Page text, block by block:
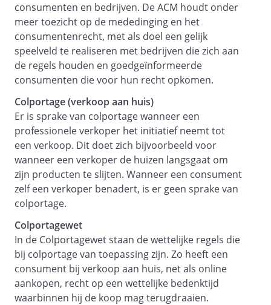
Artikel 5 - Prijzen
De op aanbiedingen, offertes en
facturen van dienstverlener genoemde
prijzen zijn exclusief btw en eventuele
andere overheidsheffingen, tenzij
uitdrukkelijk anders vermeld.
De prijzen van goederen zijn
gebaseerd op de op dat moment
bekend zijnde kostprijzen. Verhogingen
hiervan, die door de dienstverlener
niet konden worden voorzien ten tijde
van het doen van de aanbieding c.q.
het tot stand komen van de
overeenkomst, kunnen aanleiding
geven tot prijsverhogingen.
Ten aanzien van de dienstverlening
kunnen partijen bij de totstandkoming
van de overeenkomst een vaste prijs
overeenkomen.
consumenten en bedrijven. De ACM houdt onder
meer toezicht op de mededinging en het
consumentenrecht, met als doel een gelijk
speelveld te realiseren met bedrijven die zich aan
de regels houden en goedgeïnformeerde
consumenten die voor hun recht opkomen.
Colportage (verkoop aan huis)
Er is sprake van colportage wanneer een
professionele verkoper het initiatief neemt tot
een verkoop. Dit doet zich bijvoorbeeld voor
wanneer een verkoper de huizen langsgaat om
zijn producten te slijten. Wanneer een consument
zelf een verkoper benadert, is er geen sprake van
colportage.
Colportagewet
In de Colportagewet staan de wettelijke regels die
bij colportage van toepassing zijn. Zo heeft een
consument bij verkoop aan huis, net als online
aankopen, recht op een wettelijke bedenktijd
waarbinnen hij de koop mag terugdraaien.